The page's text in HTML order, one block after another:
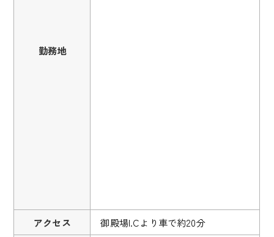
勤務地
アクセス 御殿場I.Cより車で約20分